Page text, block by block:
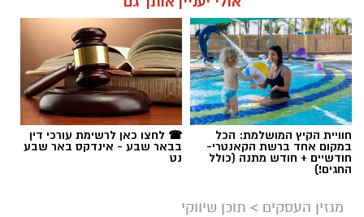
חוויית הקיץ המושלמת: הכל
במקום אחד ברשת הקאנטרי-
חודשיים + חודש מתנה (כולל
החגים!)
☎ לחצו כאן לרשימת עורכי דין
בבאר שבע - אינדקס באר שבע
נט
מגזין העסקים > תוכן שיווקי